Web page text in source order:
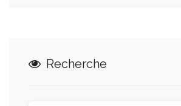
Recherche